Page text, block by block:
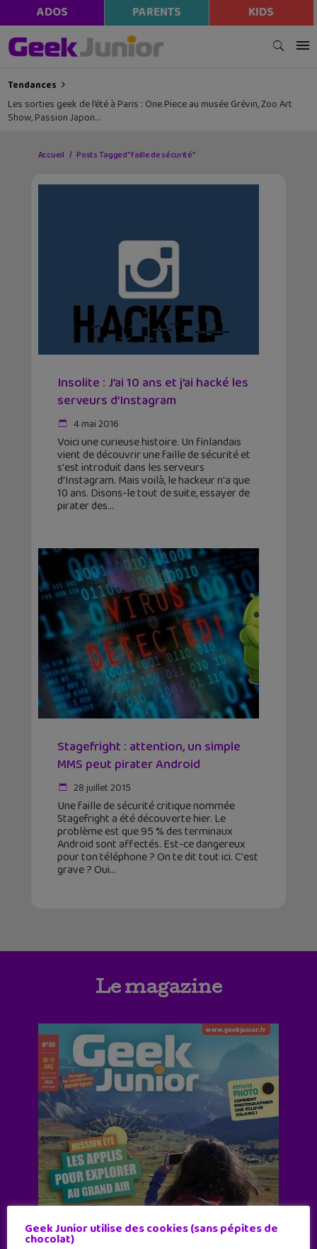
ADOS PARENTS KIDS
Tendances
Les sorties geek de l’été à Paris : One Piece au musée Grévin, Zoo Art
Show, Passion Japon…
Accueil Posts Tagged "faille de sécurité"
Insolite : J’ai 10 ans et j’ai hacké les
serveurs d’Instagram
4 mai 2016
Voici une curieuse histoire. Un finlandais
vient de découvrir une faille de sécurité et
s'est introduit dans les serveurs
d'Instagram. Mais voilà, le hackeur n'a que
10 ans. Disons-le tout de suite, essayer de
pirater des
Stagefright : attention, un simple
MMS peut pirater Android
28 juillet 2015
Une faille de sécurité critique nommée
Stagefright a été découverte hier. Le
problème est que 95 % des terminaux
Android sont affectés. Est-ce dangereux
pour ton téléphone ? On te dit tout ici. C'est
grave ? Oui
Le magazine
Geek Junior utilise des cookies (sans pépites de
chocolat)